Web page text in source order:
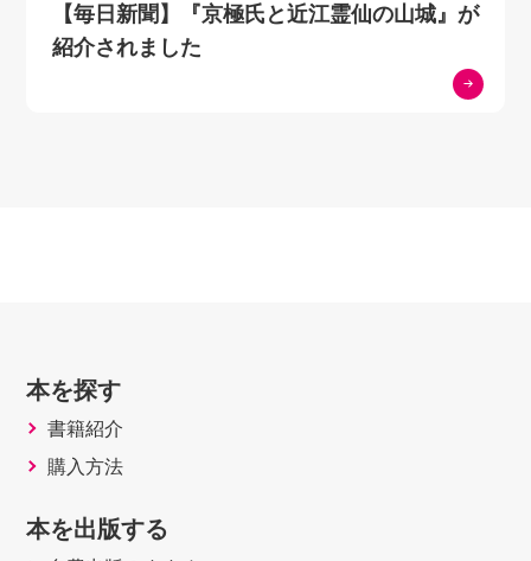
黒川道祐と本隆寺
神沢貞幹と慈眼寺
【毎日新聞】『京極氏と近江霊仙の山城』が
紹介されました
本を探す
書籍紹介
購入方法
本を出版する